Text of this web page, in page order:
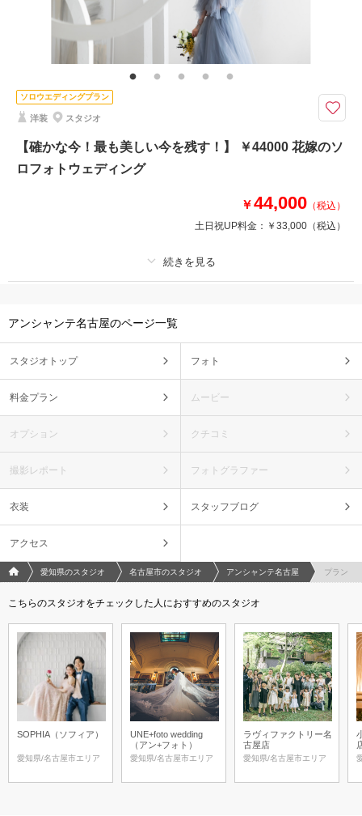
その他含むもの
ブーケ＆ブートニア（アートフラワー）・アルバム（10P/25カット）・プ
【￥264000】スタジオ:パーフェクトプラン 2着ずつ！衣装差額ナシ･全デ
ータ200-240カット･アルバム10P25カット
真プラン どのドレス＆タキシードを選んでも差額無のプレミアムプラン
衣装もアルバムも欲しい！が叶うフォトウェディングに最適なパーフェクト
プラン 「記念日をもっとワタシらしく」
撮影日の空き
ソロウエディングプラン
洋装 スタジオ
【確かな今！最も美しい今を残す！】 ￥44000 花嫁のソ
ロフォトウェディング
￥44,000 （税込）
土日祝UP料金： ￥33,000 （税込）
撮影料 新婦衣装1着
着付け ヘアメイク 小物一式
アルバム データ
家族と撮影 家族用衣装レンタル ペットと撮影
ブーケ（アートフラワー）
ング
ディング
相談予約する
来店・オンライン
撮影日の空き
を確認する
アンシャンテ名古屋のページ一覧
スタジオトップ フォト
料金プラン ムービー
オプション クチコミ
撮影レポート フォトグラファー
衣装 スタッフブログ
アクセス
フォトウエディング/結婚写真のPhotorait ホーム
愛知県のスタジオ 名古屋市のスタジオ アンシャンテ名古屋 プラン
こちらのスタジオをチェックした人におすすめのスタジオ
SOPHIA（ソフィア）
愛知県/名古屋市エリア
UNE+foto wedding
（アン+フォト）
愛知県/名古屋市エリア
ラヴィファクトリー名
古屋店
愛知県/名古屋市エリア